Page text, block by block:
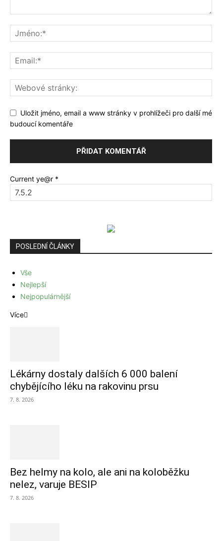
Uložit jméno, email a www stránky v prohlížeči pro další mé
budoucí komentáře
Current ye@r *
POSLEDNÍ ČLÁNKY
Vše
Nejlepší
Nejpopulárnější
Více
Lékárny dostaly dalších 6 000 balení
chybějícího léku na rakovinu prsu
7. 8. 2026
Bez helmy na kolo, ale ani na koloběžku
nelez, varuje BESIP
7. 8. 2026